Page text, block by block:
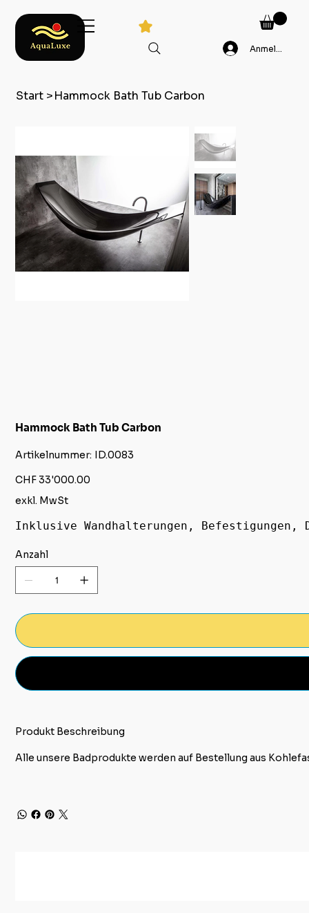
Anmelden
Start >Hammock Bath Tub Carbon
Hammock Bath Tub Carbon
Artikelnummer: Artikelnummer:
ID.0083
ID.0083
Preis
CHF 33'000.00
exkl. MwSt
Inklusive Wandhalterungen,
Anzahl
Produkt Beschreibung
Alle unsere Badprodukte werden auf Bestellung aus